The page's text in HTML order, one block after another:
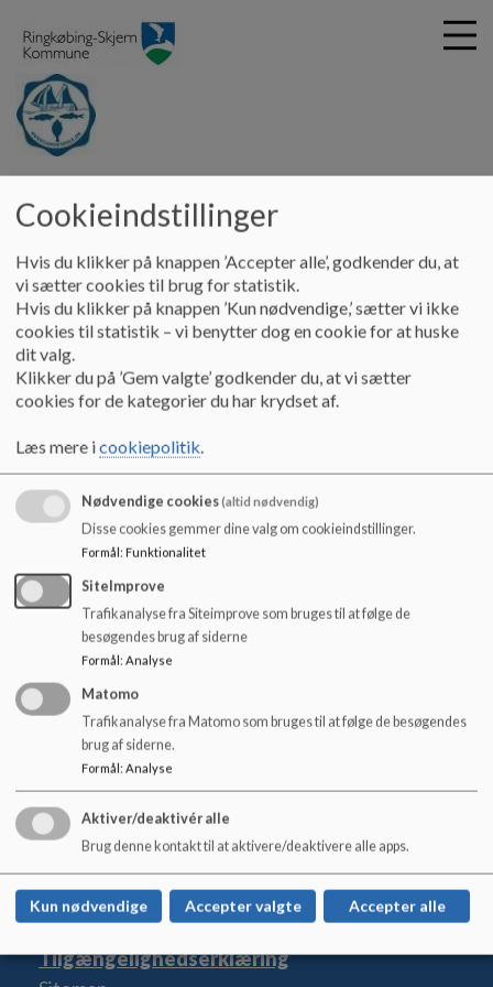
G
h
Hvide Sande Skole
Praktisk info Buskort
Buskort
Buskort
Hvis du bor i kommunen og går i folkeskolen, kan du få et
gratis buskort.
Kommunen tilbyder alle elever, der går i 0 til 10. klasse, et
gratis buskort. Tilbuddet gælder uanset afstanden mellem
dit hjem og din skole. Vi tilbyder gratis buskort til alle
folkeskoleelever, fordi vi gerne vil opfordre flere til at bruge
den kollektive trafik.
https://www.rksk.dk/borger/skole-og-
uddannelse/buskort-til-folkeskoleelever
Hvide Sande Skole
Skolevej 2, 6960 Hvide Sande
hvidesandeskole@rksk.dk
+45 99 74 26 60
EAN NR. 5798004797815
Tilgængelighedserklæring
Cookieindstillinger
Hvis du klikker på knappen ’Accepter alle’, godkender du, at
vi sætter cookies til brug for statistik.
Hvis du klikker på knappen ’Kun nødvendige,’ sætter vi ikke
cookies til statistik – vi benytter dog en cookie for at huske
dit valg.
Klikker du på ’Gem valgte’ godkender du, at vi sætter
cookies for de kategorier du har krydset af.
Læs mere icookiepolitik.
Nødvendige cookies(altid nødvendig)
Disse cookies gemmer dine valg om cookieindstillinger.
Formål: Funktionalitet
SiteImprove
Trafikanalyse fra Siteimprove som bruges til at følge de
besøgendes brug af siderne
Formål: Analyse
Matomo
Trafikanalyse fra Matomo som bruges til at følge de besøgendes
brug af siderne.
Formål: Analyse
Aktiver/deaktivér alle
Brug denne kontakt til at aktivere/deaktivere alle apps.
Kun nødvendige Accepter valgte Accepter alle